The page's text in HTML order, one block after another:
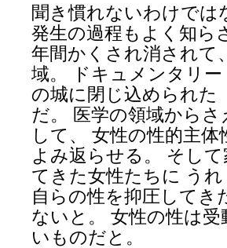
聞き慣れないわけでは
発生の過程もよく知ら
年間かくされ消されて
域。 ドキュメンタリ
の城に閉じ込められた
だ。 医学の領域から
して、 女性の性的主
よみ返らせる。 そし
てきた女性たちに う
自らの性を抑圧して
ないと。 女性の性は
いものだと。